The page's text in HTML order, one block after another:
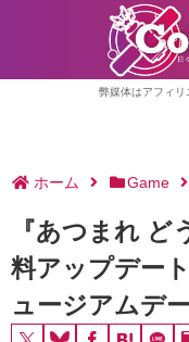
弊媒体はアフィ
ホーム Game
『あつまれ
料アップデー
ュージアムデ